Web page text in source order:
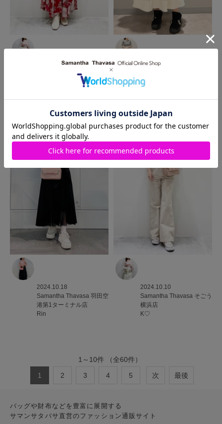
2024.12.24
Samantha Thavasa そごう
2024.10.22
オーパ店
2024.10.18
Samantha Thavasa 羽田空
港第1ターミナル店
Rin
2024.10.10
Samantha Thavasa そごう
横浜店
K♡
1 ～ 10件 （全60件）
1
2 3 4 5 次 最後
バッグや財布などを豊富に展開する
サマンサタバサ直営のファッション通販サイト